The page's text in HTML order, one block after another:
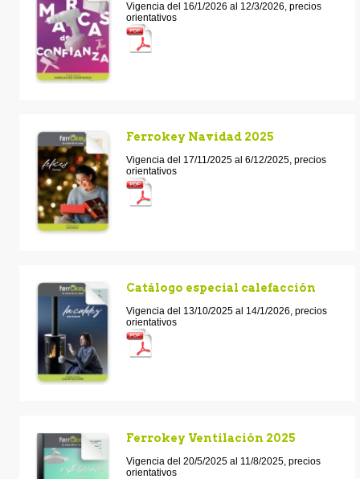
Vigencia del 16/1/2026 al 12/3/2026, precios
orientativos
Ferrokey Navidad 2025
Vigencia del 17/11/2025 al 6/12/2025, precios
orientativos
Catálogo especial calefacción
Vigencia del 13/10/2025 al 14/1/2026, precios
orientativos
Ferrokey Ventilación 2025
Vigencia del 20/5/2025 al 11/8/2025, precios
orientativos